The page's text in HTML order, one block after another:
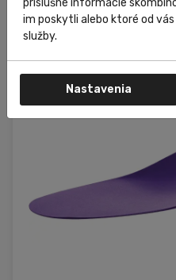
im poskytli alebo ktoré od
služby.
Nastavenia